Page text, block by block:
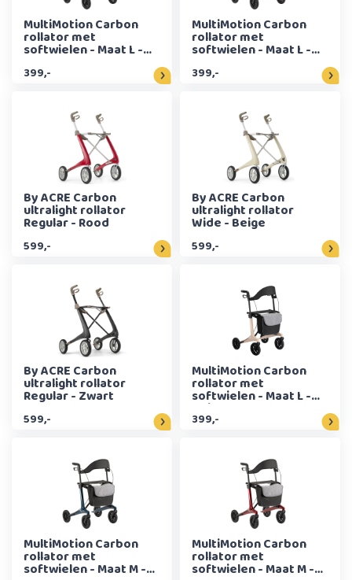
MultiMotion Carbon
rollator met
softwielen - Maat L -
399,-
MultiMotion Carbon
rollator met
softwielen - Maat L -
399,-
By ACRE Carbon
ultralight rollator
Regular - Rood
599,-
By ACRE Carbon
ultralight rollator
Wide - Beige
599,-
By ACRE Carbon
ultralight rollator
Regular - Zwart
599,-
MultiMotion Carbon
rollator met
softwielen - Maat L -
Beige
399,-
MultiMotion Carbon
rollator met
softwielen - Maat M -
MultiMotion Carbon
rollator met
softwielen - Maat M -